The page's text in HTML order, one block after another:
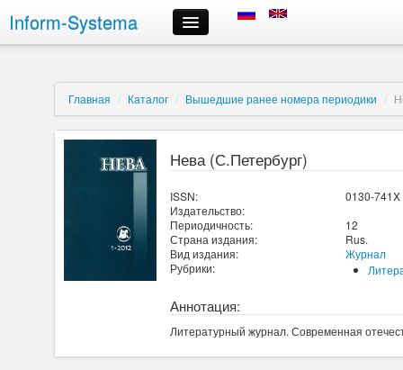
Inform-Systema
Контроль заказа
О компании
Российские информационные ресурсы, предлагаемые нами
Доставка
Сроки выполнения заказов
Выбор информационных ресурсов и размещение заказа
Главная / Каталог / Вышедшие ранее номера периодики /
Нева (С.Петербург)
ISSN:
Издательство:
Периодичность:
Страна издания:
Вид издания:
Рубрики:
0130-741X
12
Rus.
Журнал
Аннотация:
Литературный журнал. Современная